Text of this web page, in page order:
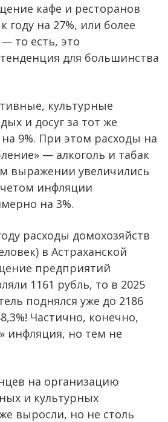
кафе и ресторанов
году на 27%, или более
то есть, это
для большинства
культурные
и досуг за тот же
9%. При этом расходы на
— алкоголь и табак
выражении увеличились
инфляции
на 3%.
расходы домохозяйств
в Астраханской
предприятий
1161 рубль, то в 2025
поднялся уже до 2186
Частично, конечно,
инфляция, но тем не
на организацию
и культурных
выросли, но не столь